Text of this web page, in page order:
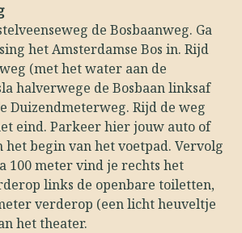
de Bosbaanweg. Ga
het Amsterdamse Bos in. Rijd
(met het water aan de
halverwege de Bosbaan linksaf
Duizendmeterweg. Rijd de weg
eind. Parkeer hier jouw auto of
het begin van het voetpad. Vervolg
100 meter vind je rechts het
links de openbare toiletten,
verderop (een licht heuveltje
het theater.